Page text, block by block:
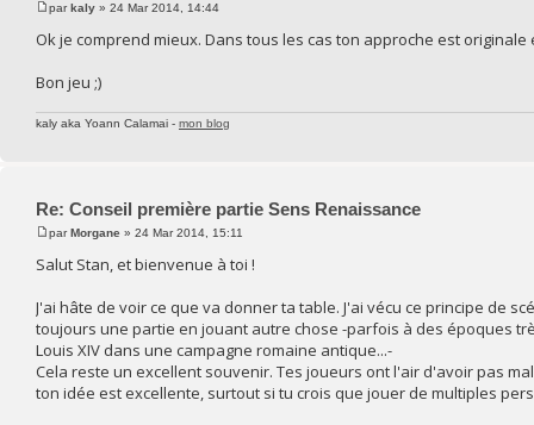
parkaly » 24 Mar 2014, 14:44
Ok je comprend mieux. Dans tous les cas ton approche est
Bon jeu ;)
kaly aka Yoann Calamai - mon blog
Re: Conseil première partie Sens Renaissance
parMorgane » 24 Mar 2014, 15:11
Salut Stan, et bienvenue à toi !
J'ai hâte de voir ce que va donner ta table. J'ai vécu ce principe de
toujours une partie en jouant autre chose -parfois à des époques
Louis XIV dans une campagne romaine antique...-
Cela reste un excellent souvenir. Tes joueurs ont l'air d'avoir pas
ton idée est excellente, surtout si tu crois que jouer de multiples